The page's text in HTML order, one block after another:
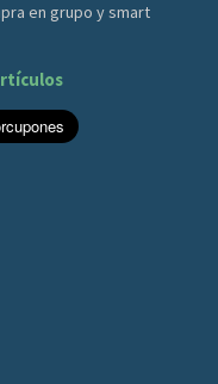
en grupo y smart